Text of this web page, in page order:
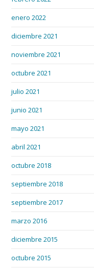
enero 2022
diciembre 2021
noviembre 2021
octubre 2021
julio 2021
junio 2021
mayo 2021
abril 2021
octubre 2018
septiembre 2018
septiembre 2017
marzo 2016
diciembre 2015
octubre 2015